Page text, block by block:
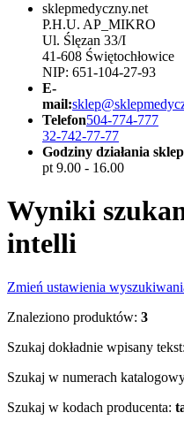
sklepmedyczny.net
P.H.U. AP_MIKRO
Ul. Ślęzan 33/I
41-608 Świętochłowice
NIP: 651-104-27-93
E-
mail:
Telefon504-774-777
32-742-77-77
Godziny działania
pt 9.00 - 16.00
Wyniki
intelli
Zmień ustawienia
Znaleziono produktów: 3
Szukaj dokładnie wpisany tekst:
Szukaj w numerach
Szukaj w kodach producenta: